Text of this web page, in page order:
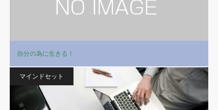
自分の為に生きる！
マインドセット